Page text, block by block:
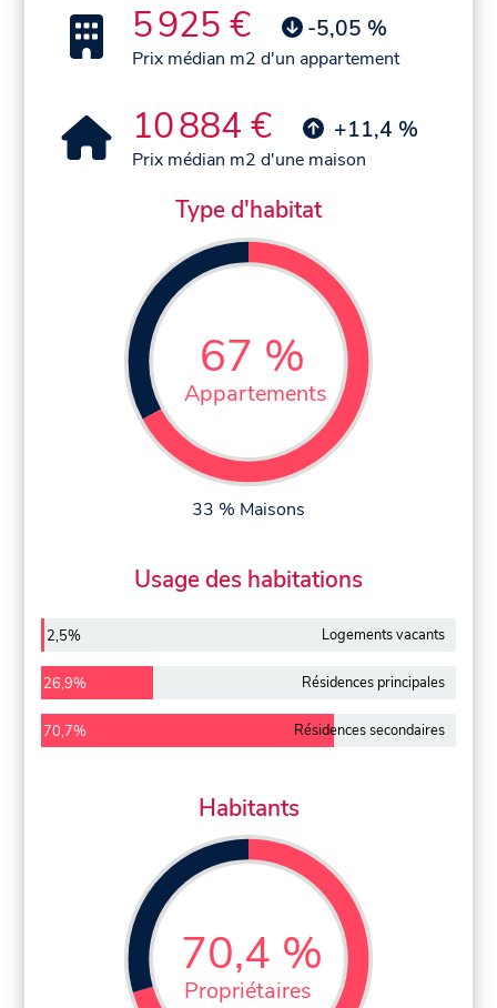
5 925 € -5,05 %
Prix médian m2 d'un appartement
10 884 € +11,4 %
Prix médian m2 d'une maison
Type d'habitat
67 %
Appartements
33 % Maisons
Usage des habitations
2,5% Logements vacants
26,9% Résidences principales
70,7% Résidences secondaires
Habitants
70,4 %
Propriétaires